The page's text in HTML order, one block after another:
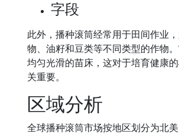
字段
此外，播种滚筒经常用于田间作业
物、油籽和豆类等不同类型的作物
均匀光滑的苗床，这对于培育健康
关重要。
区域分析
全球播种滚筒市场按地区划分为北